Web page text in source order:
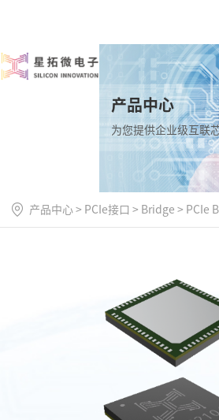
产品中心
为您提供企业级互联
产品中心 > PCIe接口 > Bridge > PCIe